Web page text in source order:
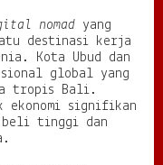
nomad yang
destinasi kerja
Kota Ubud dan
global yang
tropis Bali.
ekonomi signifikan
beli tinggi dan